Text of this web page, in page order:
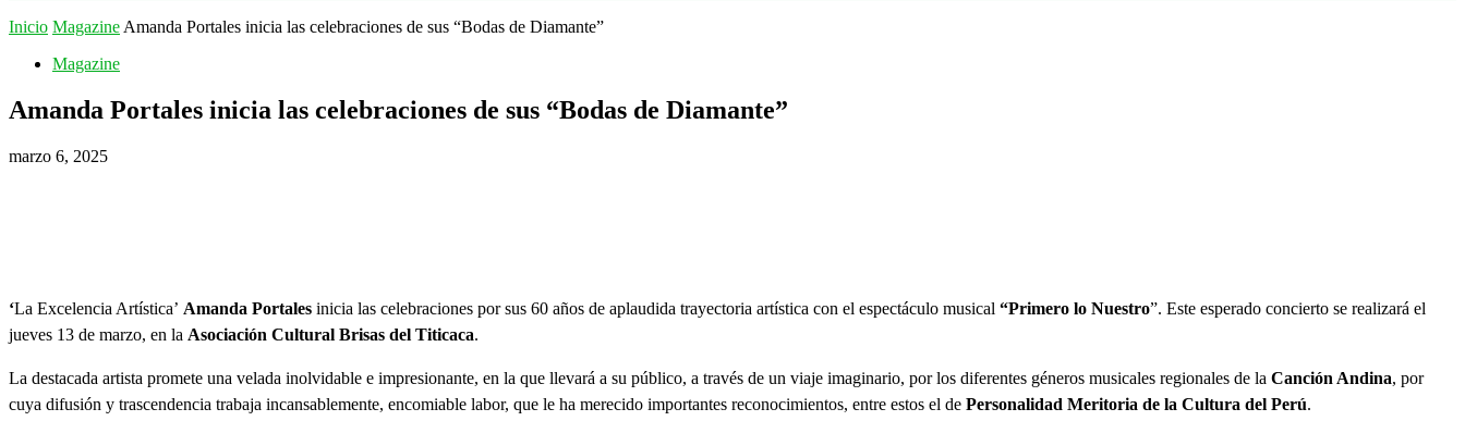
Inicio Magazine Amanda Portales inicia las celebraciones de sus “Bodas de Diamante”
Magazine
Amanda Portales inicia las celebraciones de sus “Bodas de Diamante”
marzo 6, 2025
‘La Excelencia Artística’ Amanda Portales inicia las celebraciones por sus 60 años de aplaudida trayectoria artística con el espectáculo musical “Primero lo Nuestro”. Este esperado concierto se realizará el
jueves 13 de marzo, en la Asociación Cultural Brisas del Titicaca.
La destacada artista promete una velada inolvidable e impresionante, en la que llevará a su público, a través de un viaje imaginario, por los diferentes géneros musicales regionales de la Canción Andina, por
cuya difusión y trascendencia trabaja incansablemente, encomiable labor, que le ha merecido importantes reconocimientos, entre estos el de Personalidad Meritoria de la Cultura del Perú.